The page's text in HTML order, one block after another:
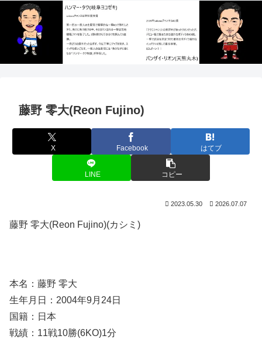
藤野 零大(Reon Fujino)
X Facebook はてブ
LINE コピー
2023.05.30 2026.07.07
藤野 零大(Reon Fujino)(カシミ)
本名：藤野 零大
生年月日：2004年9月24日
国籍：日本
戦績：11戦10勝(6KO)1分